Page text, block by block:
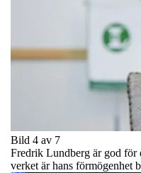
Bild 4 av 7
Fredrik Lundberg är god för
verket är hans förmögenhet